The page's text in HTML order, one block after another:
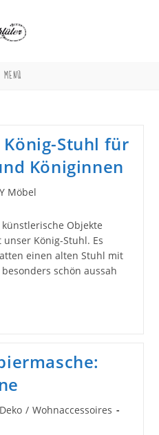
MENÜ
Stuhl für
Königinnen
Möbel
Objekte
König-Stuhl. Es
einen alten Stuhl mit
schön aussah
/ Wohnaccessoires